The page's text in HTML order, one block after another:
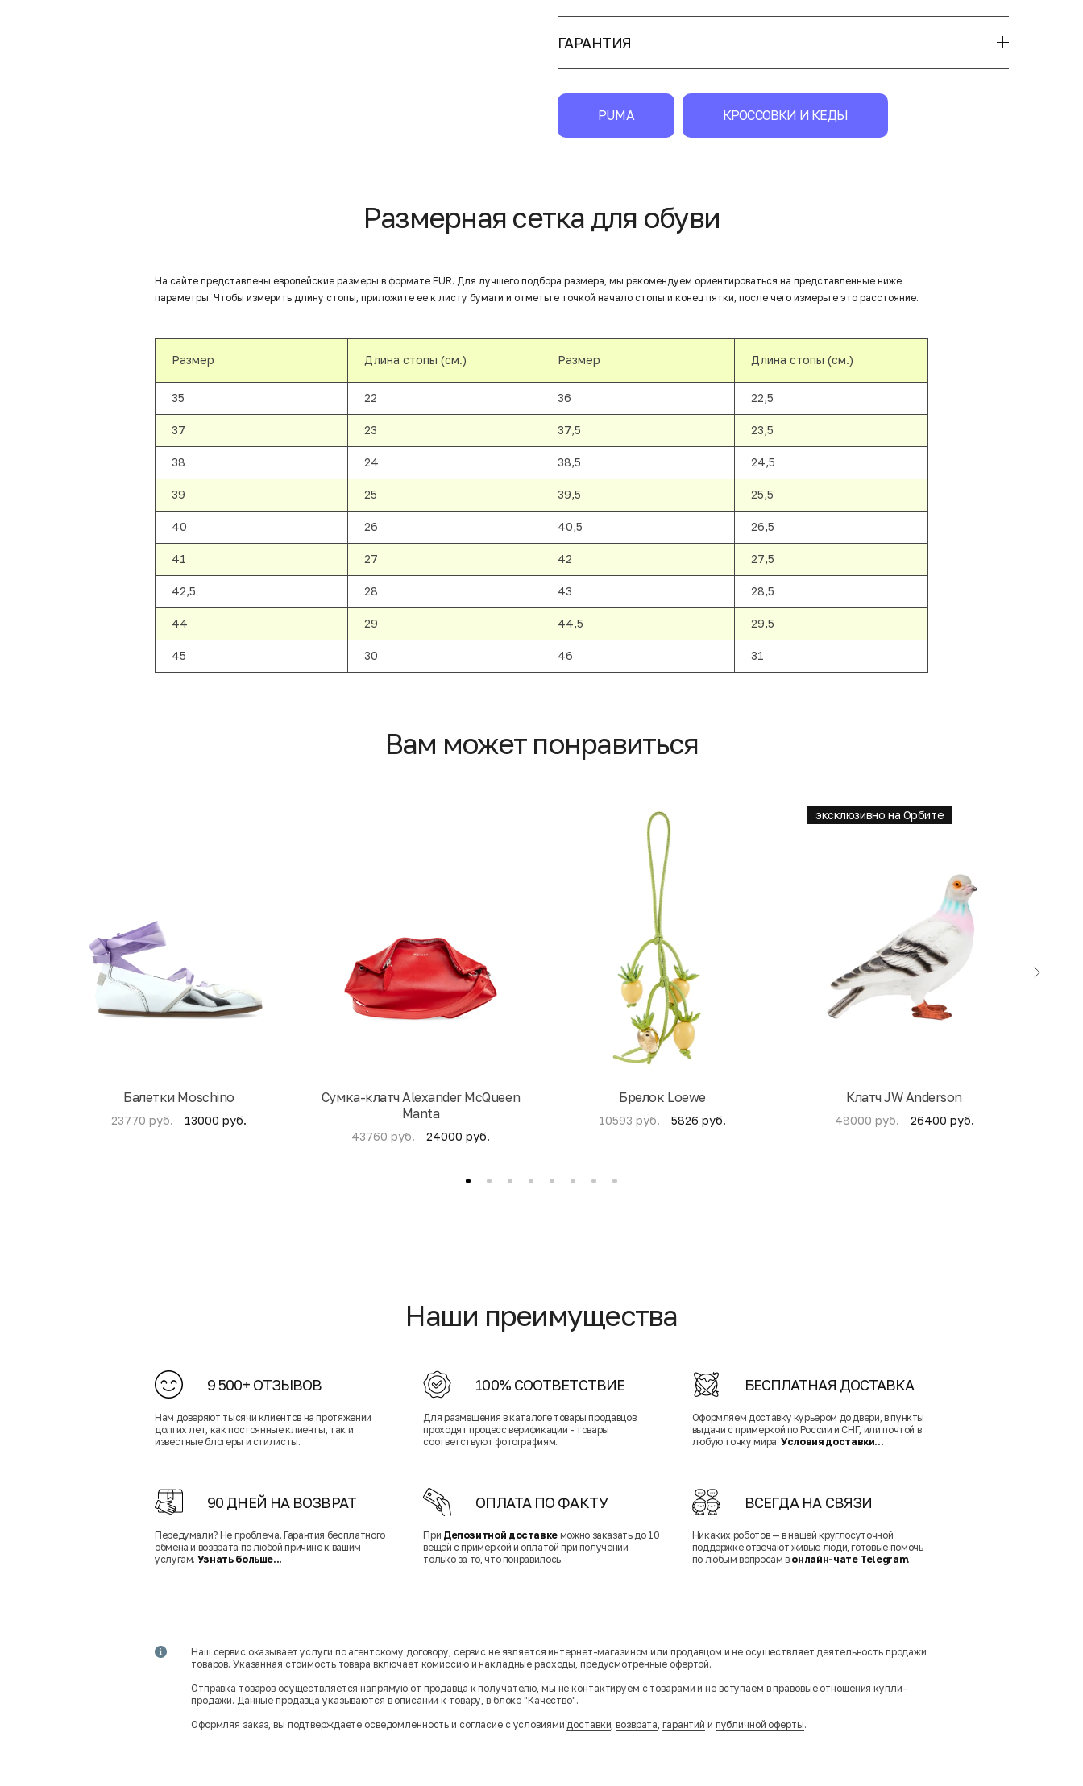
ГАРАНТИЯ
PUMA КРОССОВКИ И КЕДЫ
Размерная сетка для обуви
На сайте представлены европейские размеры в формате EUR. Для лучшего подбора размера, мы рекомендуем ориентироваться на представленные ниже
параметры. Чтобы измерить длину стопы, приложите ее к листу бумаги и отметьте точкой начало стопы и конец пятки, после чего измерьте это расстояние.
Размер Длина стопы (см.) Размер Длина стопы (см.)
35 22 36 22,5
37 23 37,5 23,5
38 24 38,5 24,5
39 25 39,5 25,5
40 26 40,5 26,5
41 27 42 27,5
42,5 28 43 28,5
44 29 44,5 29,5
45 30 46 31
Вам может понравиться
Балетки Moschino
23770 руб. 13000 руб.
Cумка-клатч Alexander McQueen
Manta
43760 руб. 24000 руб.
Брелок Loewe
10593 руб. 5826 руб.
эксклюзивно на Орбите
Клатч JW Anderson
48000 руб. 26400 руб.
Наши преимущества
9 500+ ОТЗЫВОВ
Нам доверяют тысячи клиентов на протяжении
долгих лет, как постоянные клиенты, так и
известные блогеры и стилисты.
100% СООТВЕТСТВИЕ
Для размещения в каталоге товары продавцов
проходят процесс верификации - товары
соответствуют фотографиям.
БЕСПЛАТНАЯ ДОСТАВКА
Оформляем доставку курьером до двери, в пункты
выдачи с примеркой по России и СНГ, или почтой в
любую точку мира.Условия доставки...
90 ДНЕЙ НА ВОЗВРАТ
Передумали? Не проблема. Гарантия бесплатного
обмена и возврата по любой причине к вашим
услугам. Узнать больше...
ОПЛАТА ПО ФАКТУ
При Депозитной доставке можно заказать до 10
вещей с примеркой и оплатой при получении
только за то, что понравилось.
ВСЕГДА НА СВЯЗИ
Никаких роботов — в нашей круглосуточной
поддержке отвечают живые люди, готовые помочь
по любым вопросам в онлайн-чате Telegram.
Наш сервис оказывает услуги по агентскому договору, сервис не является интернет-магазином или продавцом и не осуществляет деятельность продажи
товаров. Указанная стоимость товара включает комиссию и накладные расходы, предусмотренные офертой.
Отправка товаров осуществляется напрямую от продавца к получателю, мы не контактируем с товарами и не вступаем в правовые отношения купли-
продажи. Данные продавца указываются в описании к товару, в блоке "Качество".
Оформляя заказ, вы подтверждаете осведомленность и согласие с условиямидоставки,возврата, гарантий и публичной оферты.